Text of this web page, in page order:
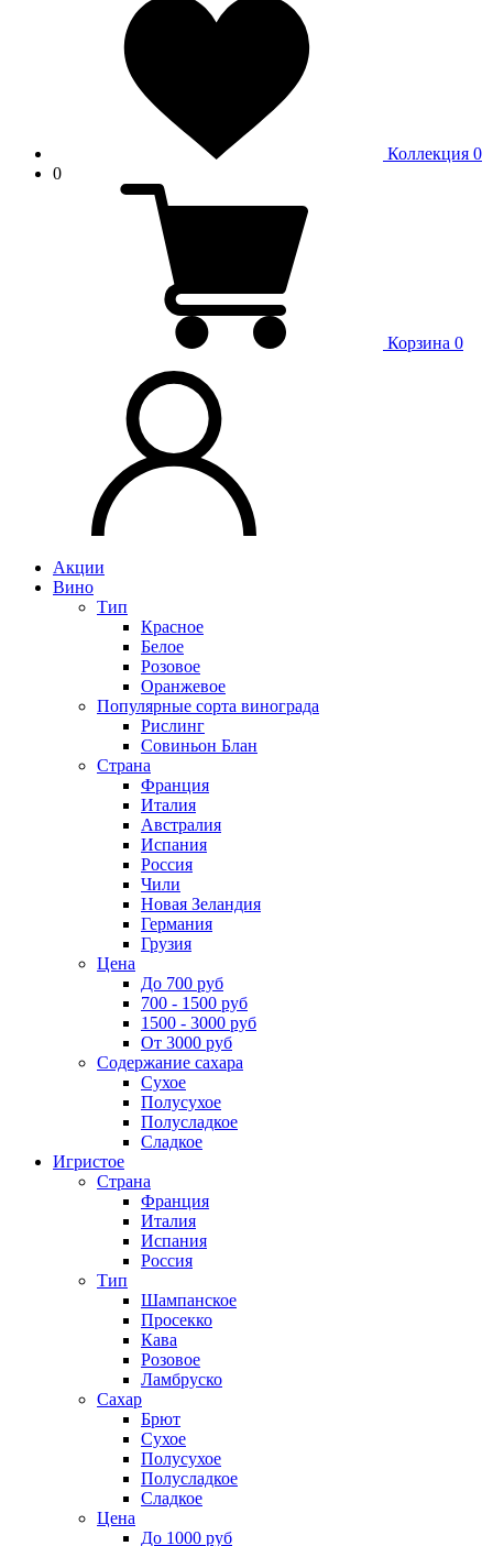
Коллекция 0
0
Корзина 0
Акции
Вино
Тип
Красное
Белое
Розовое
Оранжевое
Популярные сорта винограда
Рислинг
Совиньон Блан
Страна
Франция
Италия
Австралия
Испания
Россия
Чили
Новая Зеландия
Германия
Грузия
Цена
До 700 руб
700 - 1500 руб
1500 - 3000 руб
От 3000 руб
Содержание сахара
Сухое
Полусухое
Полусладкое
Сладкое
Игристое
Страна
Франция
Италия
Испания
Россия
Тип
Шампанское
Просекко
Кава
Розовое
Ламбруско
Сахар
Брют
Сухое
Полусухое
Полусладкое
Сладкое
Цена
До 1000 руб